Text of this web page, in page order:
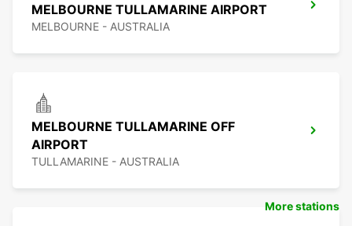
MELBOURNE TULLAMARINE AIRPORT
MELBOURNE - AUSTRALIA
MELBOURNE TULLAMARINE OFF
AIRPORT
TULLAMARINE - AUSTRALIA
More stations